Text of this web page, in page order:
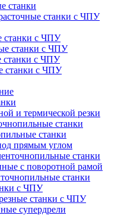
станки
станки с ЧПУ
станки с ЧПУ
станки с ЧПУ
станки с ЧПУ
станки с ЧПУ
и термической резки
станки
станки
прямым углом
станки
с поворотной рамой
станки
с ЧПУ
станки с ЧПУ
супердрели